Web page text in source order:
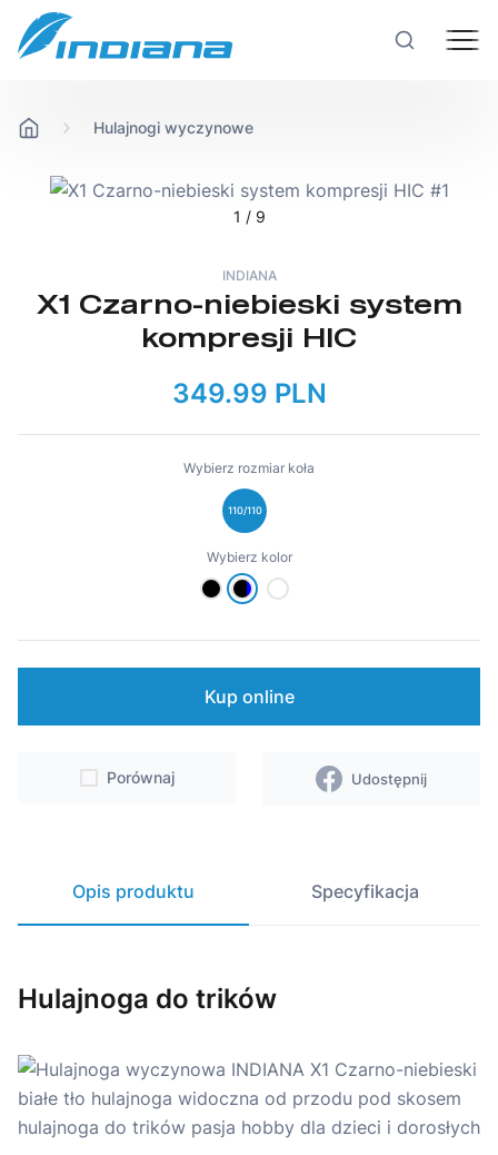
Rowery
Technologie
Testy rowerów
Punkty sprzedaży i serwisy
Kontakt
Hulajnogi wyczynowe
1 / 9
INDIANA
X1 Czarno-niebieski system
kompresji HIC
349.99 PLN
Wybierz rozmiar koła
110/110
Wybierz kolor
Kup online
Porównaj Udostępnij
Opis produktu Specyfikacja
Hulajnoga do trików